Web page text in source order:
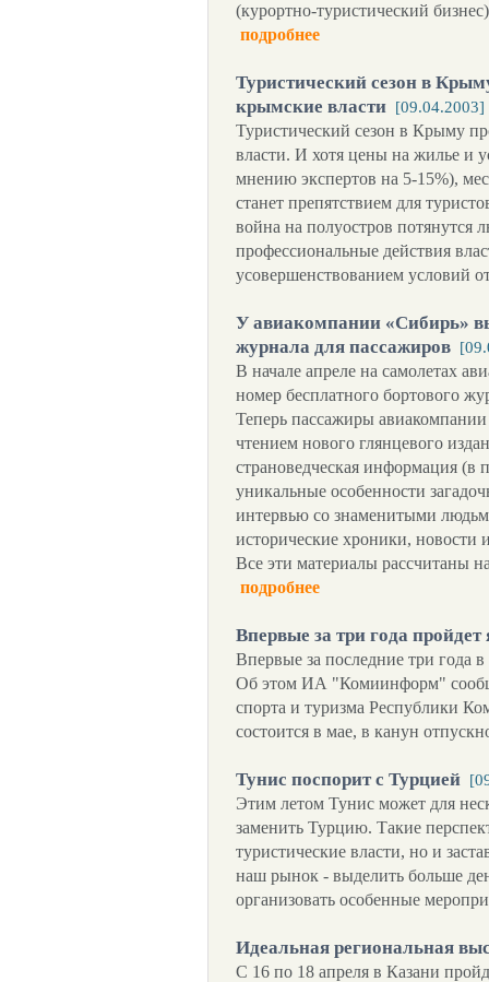
(курортно-туристический
подробнее
Туристический сезон в
крымские власти [09.04.2003]
Туристический сезон в Крыму
власти. И хотя цены на жилье и
мнению экспертов на 5-15%),
станет препятствием для
война на полуостров потянутся
профессиональные действия
усовершенствованием условий
У авиакомпании «Сибирь»
журнала для пассажиров
В начале апреле на самолетах
номер бесплатного бортового
Теперь пассажиры авиакомпании
чтением нового глянцевого
страноведческая информация (в
уникальные особенности
интервью со знаменитыми
исторические хроники,
Все эти материалы рассчитаны
подробнее
Впервые за три года
Впервые за последние три года
Об этом ИА "Комиинформ"
спорта и туризма Республики
состоится в мае, в канун
Тунис поспорит с Турцией
Этим летом Тунис может для
заменить Турцию. Такие
туристические власти, но и
наш рынок - выделить больше
организовать особенные
Идеальная региональная
С 16 по 18 апреля в Казани